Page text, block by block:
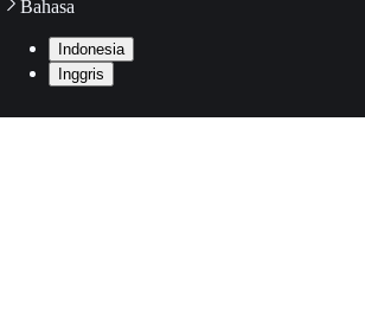
Bahasa
Indonesia
Inggris